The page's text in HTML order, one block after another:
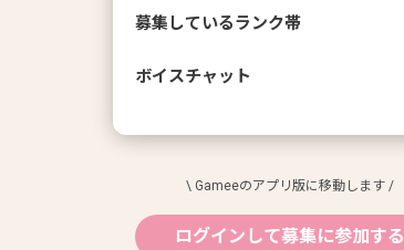
募集しているランク帯
ボイスチャット
\ Gameeのアプリ版に移動します /
ログインして募集に参加する